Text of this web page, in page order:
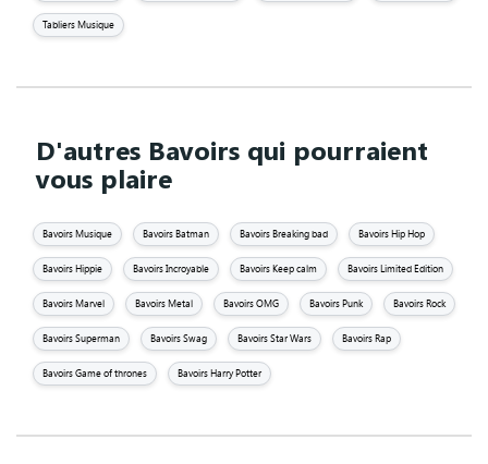
Tabliers Musique
D'autres Bavoirs qui pourraient
vous plaire
Bavoirs Musique Bavoirs Batman Bavoirs Breaking bad Bavoirs Hip Hop
Bavoirs Hippie Bavoirs Incroyable Bavoirs Keep calm Bavoirs Limited Edition
Bavoirs Marvel Bavoirs Metal Bavoirs OMG Bavoirs Punk Bavoirs Rock
Bavoirs Superman Bavoirs Swag Bavoirs Star Wars Bavoirs Rap
Bavoirs Game of thrones Bavoirs Harry Potter